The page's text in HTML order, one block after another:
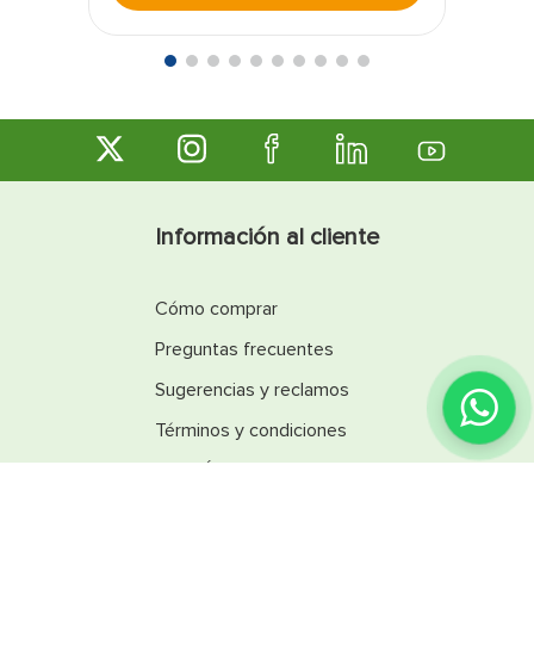
Información al cliente
Cómo comprar
Preguntas frecuentes
Sugerencias y reclamos
Términos y condiciones